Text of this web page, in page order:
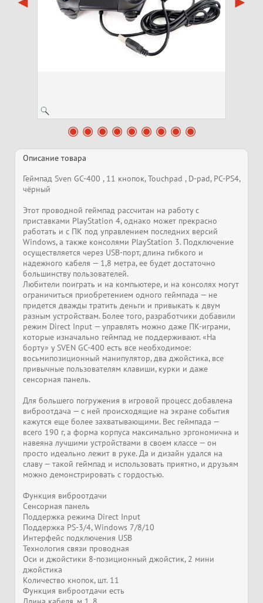
Описание товара
Геймпад Sven GC-400 , 11 кнопок, Touchpad , D-pad, PC-PS4,
чёрный
Этот проводной геймпад рассчитан на работу с
приставками PlayStation 4, однако может прекрасно
работать и с ПК под управлением последних версий
Windows, а также консолями PlayStation 3. Подключение
осуществляется через USB-порт, длина гибкого и
надежного кабеля — 1,8 метра, ее будет достаточно
большинству пользователей.
Любители поиграть и на компьютере, и на консолях могут
ограничиться приобретением одного геймпада — не
придется дважды тратить деньги и привыкать к двум
разным устройствам. Более того, разработчики добавили
режим Direct Input — управлять можно даже ПК-играми,
которые изначально геймпад не поддерживают. «На
борту» у SVEN GC-400 есть все необходимое:
восьмипозиционный манипулятор, два джойстика, все
привычные пользователям клавиши, курки и даже
сенсорная панель.
Для большего погружения в игровой процесс добавлена
виброотдача — с ней происходящие на экране события
кажутся еще более захватывающими. Вес геймпада —
всего 190 г, а форма корпуса максимально эргономична и
навеяна лучшими устройствами в своем классе — он
просто идеально лежит в руке. Да и дизайн удался на
славу — такой геймпад и использовать приятно, и друзьям
можно демонстрировать с гордостью.
Функция виброотдачи
Сенсорная панель
Поддержка режима Direct Input
Поддержка PS-3/4, Windows 7/8/10
Интерфейс подключения USB
Технология связи проводная
Оси и джойстики 8-позиционный джойстик, 2 мини
джойстика
Количество кнопок, шт. 11
Функция виброотдачи есть